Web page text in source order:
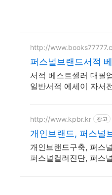
http://
퍼스널브랜드서적
서적 베스트셀러 대필업체 연 200권 대필함
일반서적 에세이 자서
http://www.kpbr.kr 광고
개인브랜드, 퍼스널
개인브랜드구축, 퍼스널브랜딩구축, 경력구축,
퍼스널컬러진단, 퍼스